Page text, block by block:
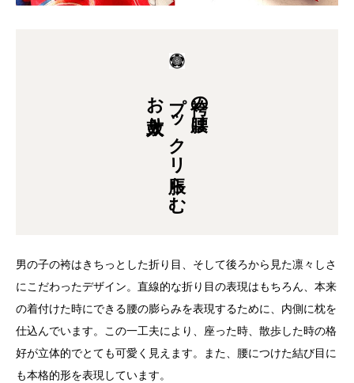
袴の腰は
プックリ脹らむ
お太鼓入り
男の子の袴はきちっとした折り目、そして後ろから見た凛々しさ
にこだわったデザイン。直線的な折り目の表現はもちろん、本来
の着付けた時にできる腰の膨らみを表現するために、内側に枕を
仕込んでいます。この一工夫により、座った時、散歩した時の格
好が立体的でとても可愛く見えます。また、腰につけた結び目に
も本格的形を表現しています。